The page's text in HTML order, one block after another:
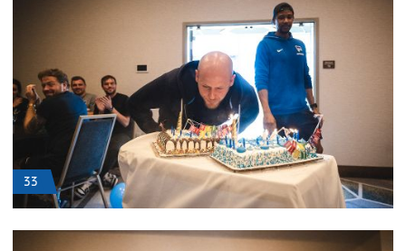
33